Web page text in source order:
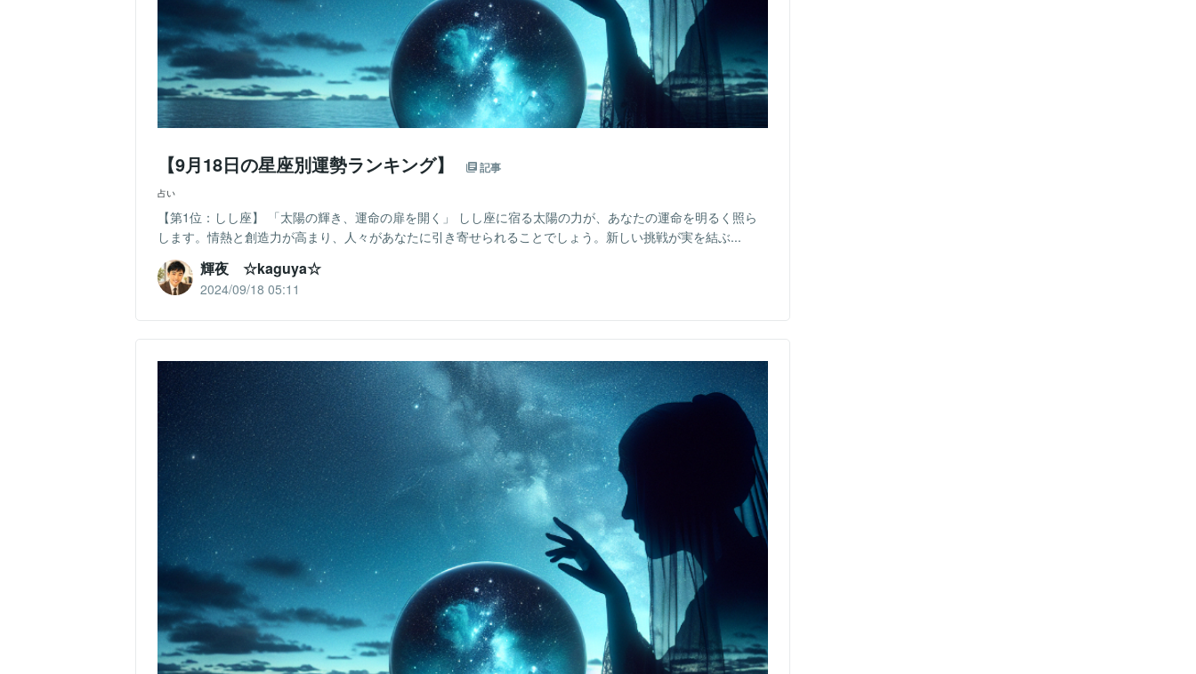
【9月18日の星座別運勢ランキング】 記事
占い
【第1位：しし座】 「太陽の輝き、運命の扉を開く」 しし座に宿る太陽の力が、あなたの運命を明るく照ら
します。情熱と創造力が高まり、人々があなたに引き寄せられることでしょう。新しい挑戦が実を結ぶ...
輝夜 ☆kaguya☆
2024/09/18 05:11